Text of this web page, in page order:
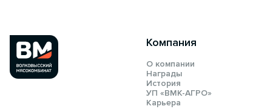
Компания
О компании
Награды
История
УП «ВМК-АГРО»
Карьера